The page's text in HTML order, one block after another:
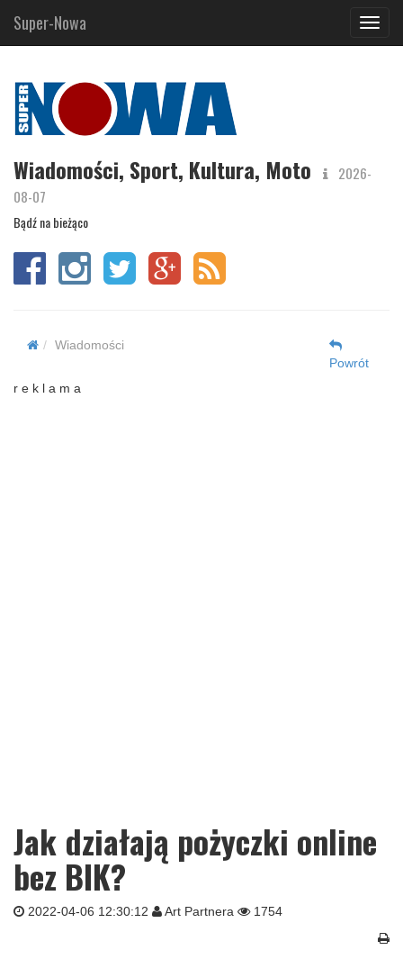
Super-Nowa
Wiadomości, Sport, Kultura, Moto
2026-
08-07
Bądź na bieżąco
Wiadomości
Powrót
r e k l a m a
Jak działają pożyczki online
bez BIK?
2022-04-06 12:30:12 Art Partnera 1754